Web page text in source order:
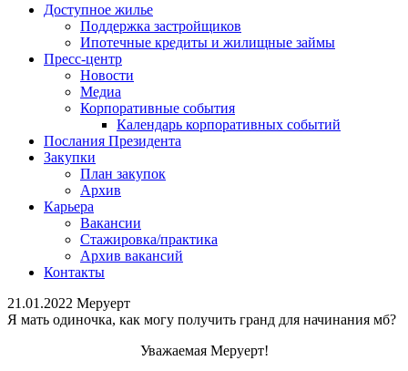
Доступное жилье
Поддержка застройщиков
Ипотечные кредиты и жилищные займы
Пресс-центр
Новости
Медиа
Корпоративные события
Календарь корпоративных событий
Послания Президента
Закупки
План закупок
Архив
Карьера
Вакансии
Стажировка/практика
Архив вакансий
Контакты
21.01.2022 Меруерт
Я мать одиночка, как могу получить гранд для начинания мб?
Уважаемая Меруерт!